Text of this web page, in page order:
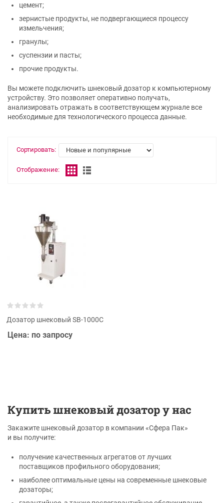
цемент;
зернистые продукты, не подвергающиеся процессу
измельчения;
гранулы;
суспензии и пасты;
прочие продукты.
Вы можете подключить шнековый дозатор к компьютерному
устройству. Это позволяет оперативно получать,
анализировать отражать в соответствующем журнале все
необходимые для технологического процесса данные.
Сортировать:
Отображение:
Дозатор шнековый SB-1000C
Цена: по запросу
Купить шнековый дозатор у нас
Закажите шнековый дозатор в компании «Сфера Пак»
и вы получите:
получение качественных агрегатов от лучших
поставщиков профильного оборудования;
наиболее оптимальные цены на современные шнековые
дозаторы;